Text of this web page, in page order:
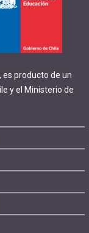
es producto de un
y el Ministerio de